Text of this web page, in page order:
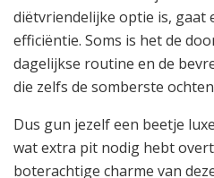
diëtvriendelijke optie is, gaat
efficiëntie. Soms is het de
dagelijkse routine en de
die zelfs de somberste
Dus gun jezelf een beetje
wat extra pit nodig hebt
boterachtige charme van